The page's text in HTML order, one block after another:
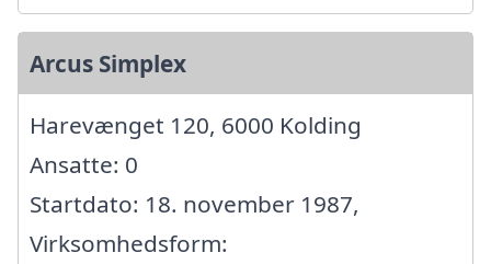
Arcus Simplex
Harevænget 120, 6000 Kolding
Ansatte: 0
Startdato: 18. november 1987,
Virksomhedsform: